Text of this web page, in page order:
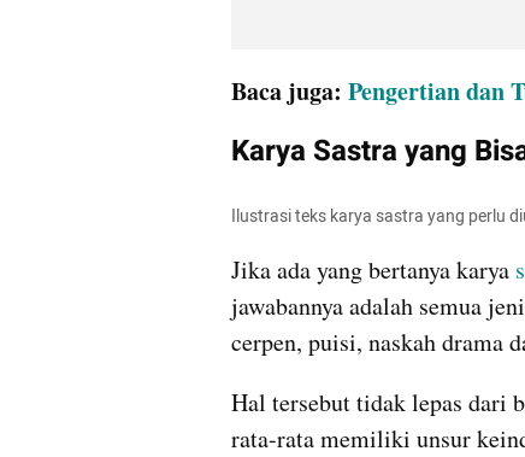
Baca juga: Pengertian dan
Karya Sastra yang
Ilustrasi teks karya sastra yang perlu
Jika ada yang bertanya karya
jawabannya adalah semua
cerpen, puisi, naskah drama
Hal tersebut tidak lepas dari
rata-rata memiliki unsur